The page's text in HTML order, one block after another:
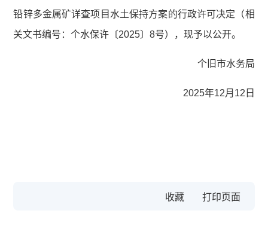
铅锌多金属矿详查项目水土保持方案的行政许可决定（相
关文书编号：个水保许〔2025〕8号），现予以公开。
个旧市水务局
2025年12月12日
收藏